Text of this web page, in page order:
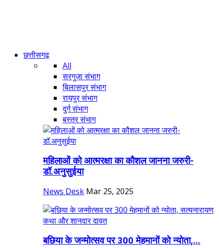
छत्तीसगढ़
All
सरगुजा संभाग
बिलासपुर संभाग
रायपुर संभाग
दुर्ग संभाग
बस्तर संभाग
महिलाओं को आत्मरक्षा का कौशल जानना जरुरी-
डॉ.अनुसुईया
News Desk Mar 25, 2025
बछिया के जन्मोत्सव पर 300 मेहमानों को न्योता,...